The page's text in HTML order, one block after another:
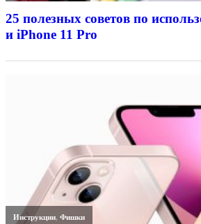
25 полезных советов по
и iPhone 11 Pro
Инструкции,Фишки